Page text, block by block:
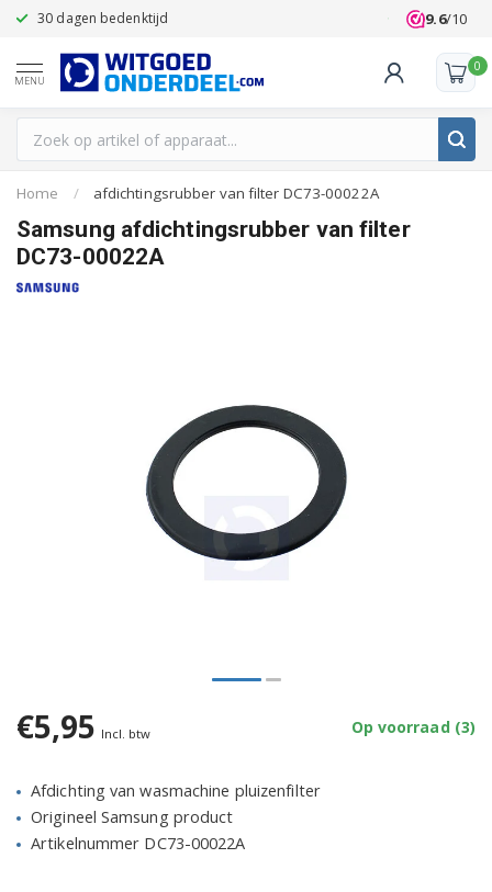
30 dagen bedenktijd Klanten
9.6/10
MENU
0
Home / afdichtingsrubber van filter DC73-00022A
Samsung afdichtingsrubber van filter
DC73-00022A
€5,95 Incl. btw Op voorraad (3)
Afdichting van wasmachine pluizenfilter
Origineel Samsung product
Artikelnummer DC73-00022A